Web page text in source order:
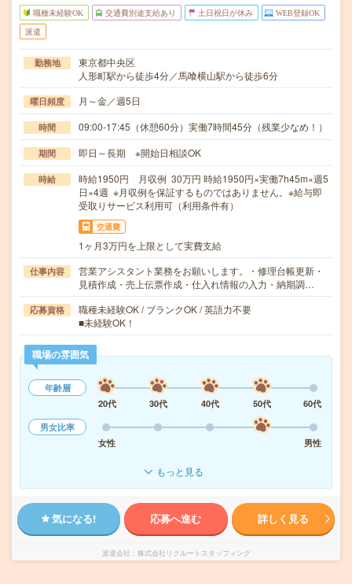
職種未経験OK 交通費別途支給あり 土日祝日が休み WEB登録OK
派遣
勤務地
東京都中央区
人形町駅から徒歩4分／馬喰横山駅から徒歩6分
曜日頻度 月～金／週5日
時間 09:00-17:45（休憩60分）実働7時間45分（残業少なめ！）
期間 即日～長期 ※開始日相談OK
時給
時給1950円 月収例 30万円 時給1950円×実働7h45m×週5
日×4週 ※月収例を保証するものではありません。※給与即
受取りサービス利用可（利用条件有）
交通費
1ヶ月3万円を上限として実費支給
仕事内容
営業アシスタント業務をお願いします。・修理台帳更新・
見積作成・売上伝票作成・仕入れ情報の入力・納期調…
応募資格
職種未経験OK / ブランクOK / 英語力不要
■未経験OK！
職場の雰囲気
年齢層
20代
30代 40代 50代
60代
男女比率
女性
男性
もっと見る
気になる! 応募へ進む 詳しく見る
派遣会社 株式会社リクルートスタッフィング